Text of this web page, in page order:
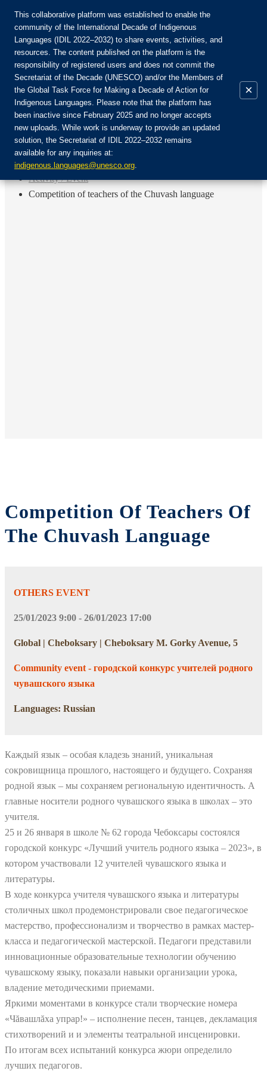
Join the Community:
Login
EN
FR
ES
RU
Home
Activity / Event
Competition of teachers of the Chuvash language
Competition Of Teachers Of
The Chuvash Language
OTHERS EVENT
25/01/2023 9:00 - 26/01/2023 17:00
Global | Cheboksary | Cheboksary M. Gorky Avenue, 5
Community event - городской конкурс учителей родного
чувашского языка
Languages: Russian
Каждый язык – особая кладезь знаний, уникальная
сокровищница прошлого, настоящего и будущего. Сохраняя
родной язык – мы сохраняем региональную идентичность. А
главные носители родного чувашского языка в школах – это
учителя.
25 и 26 января в школе № 62 города Чебоксары состоялся
городской конкурс «Лучший учитель родного языка – 2023», в
котором участвовали 12 учителей чувашского языка и
литературы.
В ходе конкурса учителя чувашского языка и литературы
столичных школ продемонстрировали свое педагогическое
мастерство, профессионализм и творчество в рамках мастер-
класса и педагогической мастерской. Педагоги представили
инновационные образовательные технологии обучению
чувашскому языку, показали навыки организации урока,
владение методическими приемами.
Яркими моментами в конкурсе стали творческие номера
«Чăвашлăха упрар!» – исполнение песен, танцев, декламация
стихотворений и и элементы театральной инсценировки.
По итогам всех испытаний конкурса жюри определило
лучших педагогов.
This collaborative platform was established to enable the
community of the International Decade of Indigenous
Languages (IDIL 2022–2032) to share events, activities, and
resources. The content published on the platform is the
responsibility of registered users and does not commit the
Secretariat of the Decade (UNESCO) and/or the Members of
the Global Task Force for Making a Decade of Action for
Indigenous Languages. Please note that the platform has
been inactive since February 2025 and no longer accepts
new uploads. While work is underway to provide an updated
solution, the Secretariat of IDIL 2022–2032 remains
available for any inquiries at:
indigenous.languages@unesco.org.
×